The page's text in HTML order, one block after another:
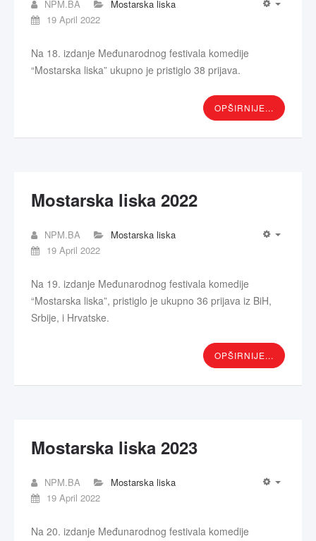
NPM.BA
Mostarska liska
19 April 2022
Na 18. izdanje Međunarodnog festivala komedije
“Mostarska liska” ukupno je pristiglo 38 prijava.
OPŠIRNIJE...
Mostarska liska 2022
NPM.BA
Mostarska liska
19 April 2022
Na 19. izdanje Međunarodnog festivala komedije
“Mostarska liska”, pristiglo je ukupno 36 prijava iz BiH,
Srbije, i Hrvatske.
OPŠIRNIJE...
Mostarska liska 2023
NPM.BA
Mostarska liska
19 April 2022
Na 20. izdanje Međunarodnog festivala komedije